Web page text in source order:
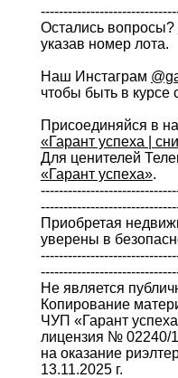
Остались вопросы?
указав номер лота.
Наш Инстаграм
чтобы быть в курсе
Присоединяйся в
«Гарант успеха |
Для ценителей
«Гарант успеха».
Приобретая
уверены в
Не является
Копирование
ЧУП «Гарант
лицензия № 02240/
на оказание
13.11.2025 г.